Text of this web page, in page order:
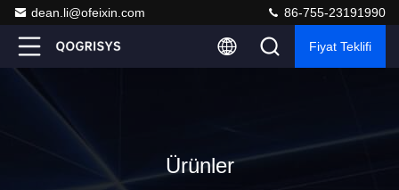
dean.li@ofeixin.com 86-755-23191990
Fiyat Teklifi
Ürünler